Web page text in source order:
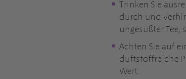
Trinken Sie
durch und
ungesüßter
Achten Sie auf
duftstoffreiche
Wert.